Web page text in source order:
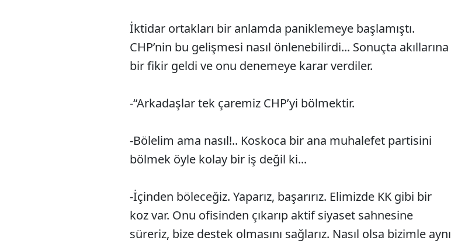
İktidar ortakları bir anlamda paniklemeye başlamıştı.
CHP’nin bu gelişmesi nasıl önlenebilirdi... Sonuçta akıllarına
bir fikir geldi ve onu denemeye karar verdiler.
-“Arkadaşlar tek çaremiz CHP’yi bölmektir.
-Bölelim ama nasıl!.. Koskoca bir ana muhalefet partisini
bölmek öyle kolay bir iş değil ki...
-İçinden böleceğiz. Yaparız, başarırız. Elimizde KK gibi bir
koz var. Onu ofisinden çıkarıp aktif siyaset sahnesine
süreriz, bize destek olmasını sağlarız. Nasıl olsa bizimle aynı